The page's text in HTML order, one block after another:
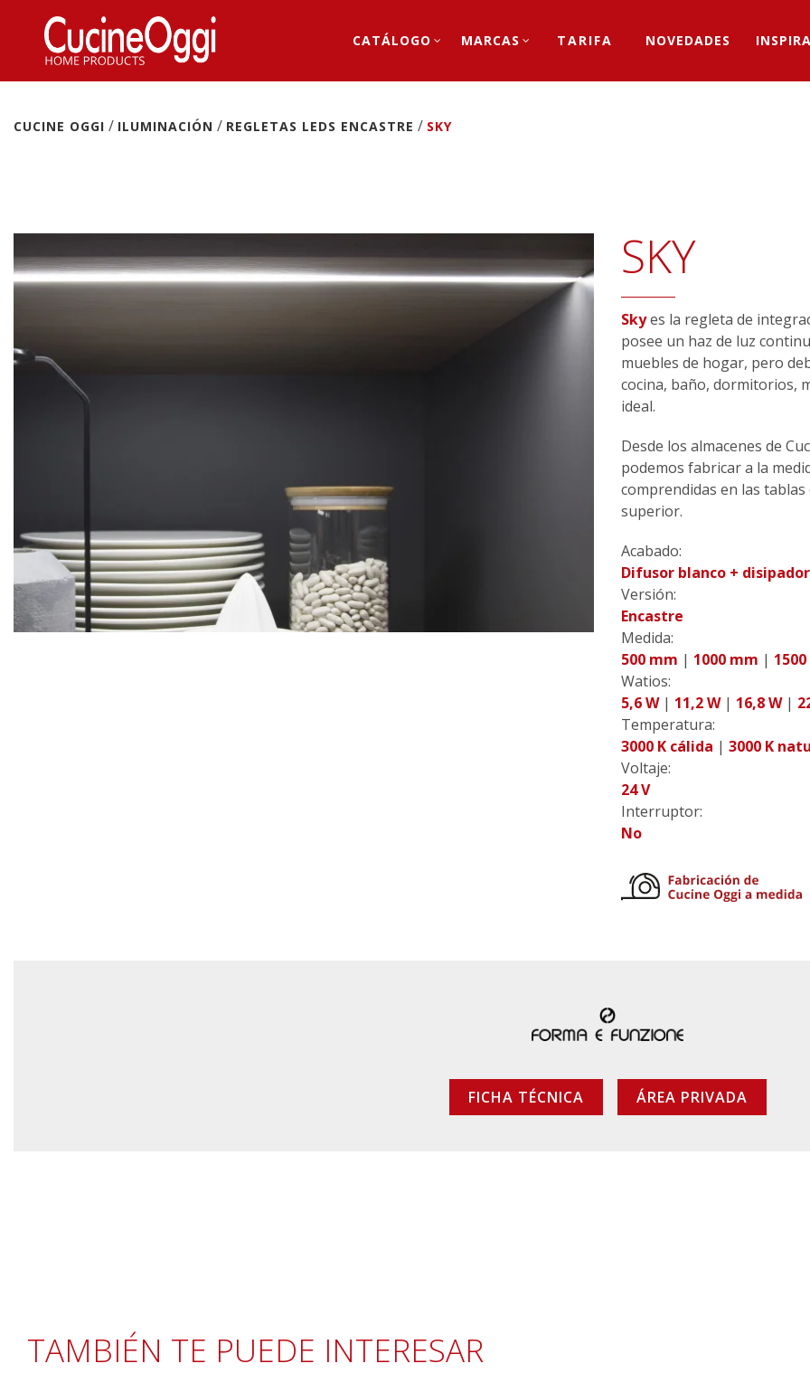
CATÁLOGO MARCAS TARIFA NOVEDADES
CUCINE OGGI / ILUMINACIÓN / REGLETAS LEDS ENCASTRE / SKY
SKY
Skyes la regleta de
posee un haz de luz
muebles de hogar, pero
cocina, baño, dormitorios,
ideal.
Desde los almacenes de
podemos fabricar a la
comprendidas en las
superior.
Acabado:
Difusor blanco +
Versión:
Encastre
Medida:
500 mm | 1000 mm |
Watios:
5,6 W| 11,2 W| 16,8 W|
Temperatura:
3000 K cálida | 3000 K
Voltaje:
24 V
Interruptor:
No
FICHA TÉCNICA ÁREA PRIVADA
TAMBIÉN TE PUEDE INTERESAR